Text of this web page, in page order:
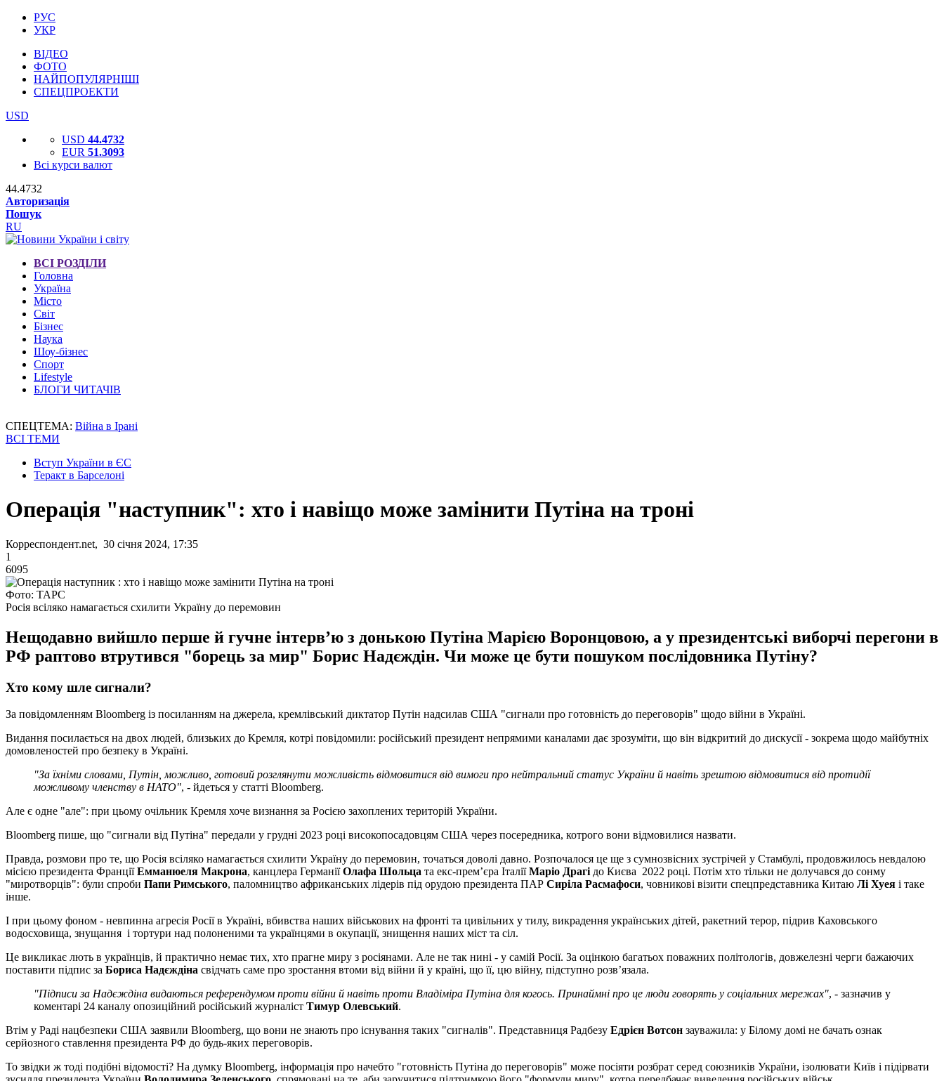
РУС
УКР
ВІДЕО
ФОТО
НАЙПОПУЛЯРНІШІ
СПЕЦПРОЕКТИ
USD
USD 44.4732
EUR 51.3093
Всі курси валют
44.4732
Авторизація
Пошук
RU
ВСІ РОЗДІЛИ
Головна
Україна
Місто
Світ
Бізнес
Наука
Шоу-бізнес
Спорт
Lifestyle
БЛОГИ ЧИТАЧІВ
СПЕЦТЕМА: Війна в Ірані
ВСІ ТЕМИ
Вступ України в ЄС
Теракт в Барселоні
Операція "наступник": хто і навіщо може замінити Путіна на троні
Корреспондент.net, 30 січня 2024, 17:35
1
6095
Фото: ТАРС
Росія всіляко намагається схилити Україну до перемовин
Нещодавно вийшло перше й гучне інтерв’ю з донькою Путіна Марією Воронцовою, а у президентські виборчі перегони в
РФ раптово втрутився "борець за мир" Борис Надєждін. Чи може це бути пошуком послідовника Путіну?
Хто кому шле сигнали?
За повідомленням Bloomberg із посиланням на джерела, кремлівський диктатор Путін надсилав США "сигнали про готовність до переговорів" щодо війни в Україні.
Видання посилається на двох людей, близьких до Кремля, котрі повідомили: російський президент непрямими каналами дає зрозуміти, що він відкритий до дискусії - зокрема щодо майбутніх
домовленостей про безпеку в Україні.
"За їхніми словами, Путін, можливо, готовий розглянути можливість відмовитися від вимоги про нейтральний статус України й навіть зрештою відмовитися від протидії
можливому членству в НАТО", - йдеться у статті Bloomberg.
Але є одне "але": при цьому очільник Кремля хоче визнання за Росією захоплених територій України.
Bloomberg пише, що "сигнали від Путіна" передали у грудні 2023 році високопосадовцям США через посередника, котрого вони відмовилися назвати.
Правда, розмови про те, що Росія всіляко намагається схилити Україну до перемовин, точаться доволі давно. Розпочалося це ще з сумнозвісних зустрічей у Стамбулі, продовжилось невдалою
місією президента ФранціїЕмманюеля Макрона, канцлера ГерманіїОлафа Шольца та екс-прем’єра ІталіїМаріо Драгідо Києва 2022 році. Потім хто тільки не долучався до сонму
"миротворців": були спроби Папи Римського, паломництво африканських лідерів під орудою президента ПАР Сиріла Расмафоси, човникові візити спецпредставника Китаю Лі Хуея і таке
інше.
І при цьому фоном - невпинна агресія Росії в Україні, вбивства наших військових на фронті та цивільних у тилу, викрадення українських дітей, ракетний терор, підрив Каховського
водосховища, знущання і тортури над полоненими та українцями в окупації, знищення наших міст та сіл.
Це викликає лють в українців, й практично немає тих, хто прагне миру з росіянами. Але не так нині - у самій Росії. За оцінкою багатьох поважних політологів, довжелезні черги бажаючих
поставити підпис за Бориса Надєждіна свідчать саме про зростання втоми від війни й у країні, що її, цю війну, підступно розв’язала.
"Підписи за Надєждіна видаються референдумом проти війни й навіть проти Владіміра Путіна для когось. Принаймні про це люди говорять у соціальних мережах", - зазначив у
коментарі 24 каналу опозиційний російський журналіст Тимур Олевський.
Втім у Раді нацбезпеки США заявили Bloomberg, що вони не знають про існування таких "сигналів". Представниця Радбезу Едрієн Вотсон зауважила: у Білому домі не бачать ознак
серйозного ставлення президента РФ до будь-яких переговорів.
То звідки ж тоді подібні відомості? На думку Bloomberg, інформація про начебто "готовність Путіна до переговорів" може посіяти розбрат серед союзників України, ізолювати Київ і підірвати